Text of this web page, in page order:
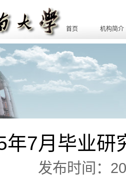
首页 机构简介
年7月毕业研
发布时间：